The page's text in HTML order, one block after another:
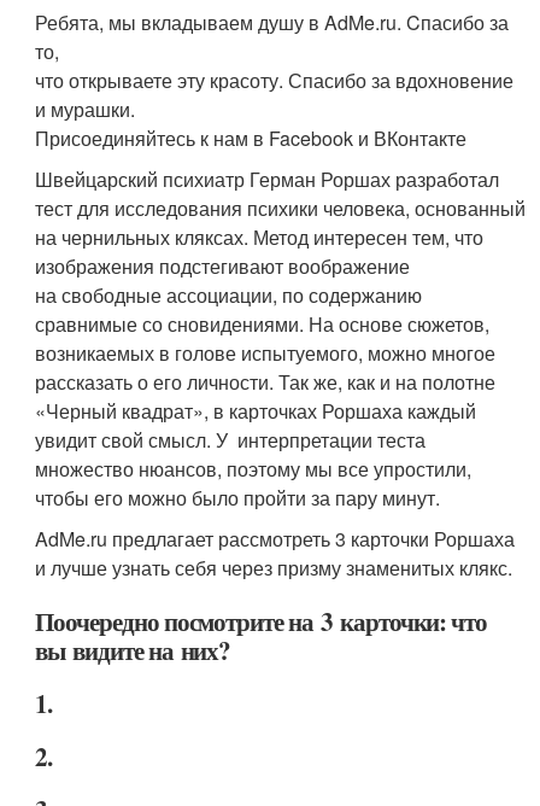
Ребята, мы вкладываем душу в AdMe.ru. Cпасибо за
то,
что открываете эту красоту. Спасибо за вдохновение
и мурашки.
Присоединяйтесь к нам в Facebook и ВКонтакте
Швейцарский психиатр Герман Роршах разработал
тест для исследования психики человека, основанный
на чернильных кляксах. Метод интересен тем, что
изображения подстегивают воображение
на свободные ассоциации, по содержанию
сравнимые со сновидениями. На основе сюжетов,
возникаемых в голове испытуемого, можно многое
рассказать о его личности. Так же, как и на полотне
«Черный квадрат», в карточках Роршаха каждый
увидит свой смысл. У интерпретации теста
множество нюансов, поэтому мы все упростили,
чтобы его можно было пройти за пару минут.
AdMe.ru предлагает рассмотреть 3 карточки Роршаха
и лучше узнать себя через призму знаменитых клякс.
Поочередно посмотрите на 3 карточки: что
вы видите на них?
1.
2.